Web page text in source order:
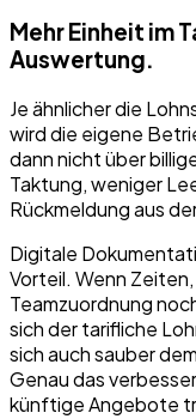
Mehr Einheit im
Auswertung.
Je ähnlicher die
wird die eigene
dann nicht über
Taktung, weniger
Rückmeldung aus
Digitale
Vorteil. Wenn
Teamzuordnung
sich der tarifliche
sich auch sauber
Genau das
künftige Angebote